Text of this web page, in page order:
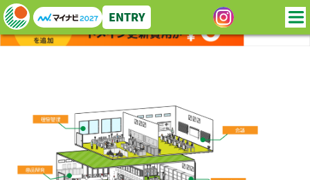
ENTRY